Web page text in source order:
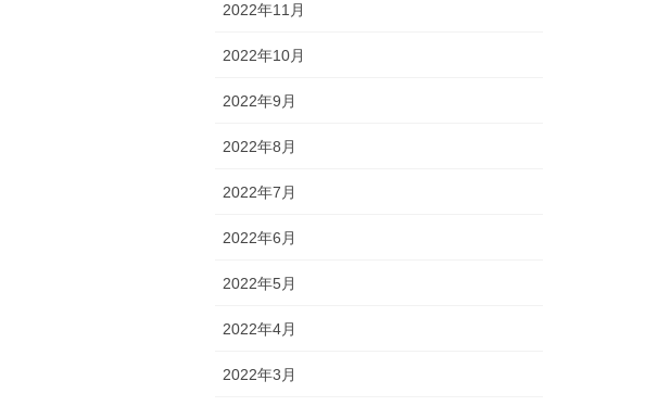
2022年11月
2022年10月
2022年9月
2022年8月
2022年7月
2022年6月
2022年5月
2022年4月
2022年3月